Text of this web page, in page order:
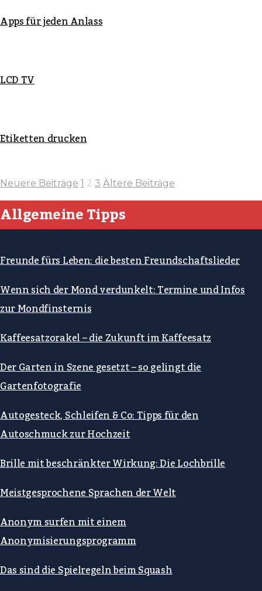
Apps für jeden Anlass
LCD TV
Etiketten drucken
Neuere Beiträge 1 2 3 Ältere Beiträge
Allgemeine Tipps
Freunde fürs Leben: die besten Freundschaftslieder
Wenn sich der Mond verdunkelt: Termine und Infos
zur Mondfinsternis
Kaffeesatzorakel – die Zukunft im Kaffeesatz
Der Garten in Szene gesetzt – so gelingt die
Gartenfotografie
Autogesteck, Schleifen & Co: Tipps für den
Autoschmuck zur Hochzeit
Brille mit beschränkter Wirkung: Die Lochbrille
Meistgesprochene Sprachen der Welt
Anonym surfen mit einem
Anonymisierungsprogramm
Das sind die Spielregeln beim Squash